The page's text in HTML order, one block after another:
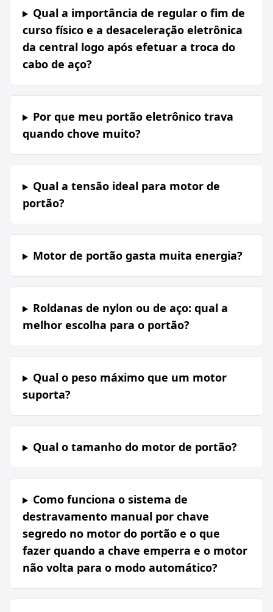
Qual a importância de regular o fim de
curso físico e a desaceleração eletrônica
da central logo após efetuar a troca do
cabo de aço?
Por que meu portão eletrônico trava
quando chove muito?
Qual a tensão ideal para motor de
portão?
Motor de portão gasta muita energia?
Roldanas de nylon ou de aço: qual a
melhor escolha para o portão?
Qual o peso máximo que um motor
suporta?
Qual o tamanho do motor de portão?
Como funciona o sistema de
destravamento manual por chave
segredo no motor do portão e o que
fazer quando a chave emperra e o motor
não volta para o modo automático?